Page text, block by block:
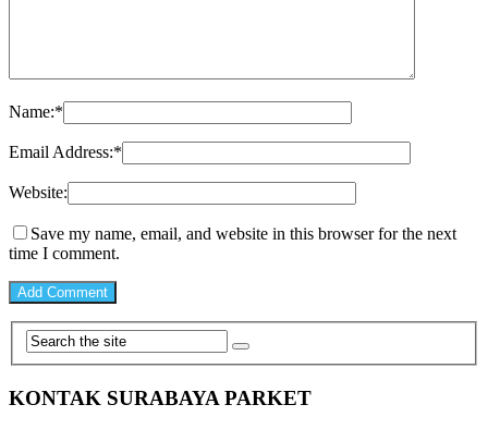
Name:*
Email Address:*
Website:
Save my name, email, and website in this browser for the next
time I comment.
KONTAK SURABAYA PARKET